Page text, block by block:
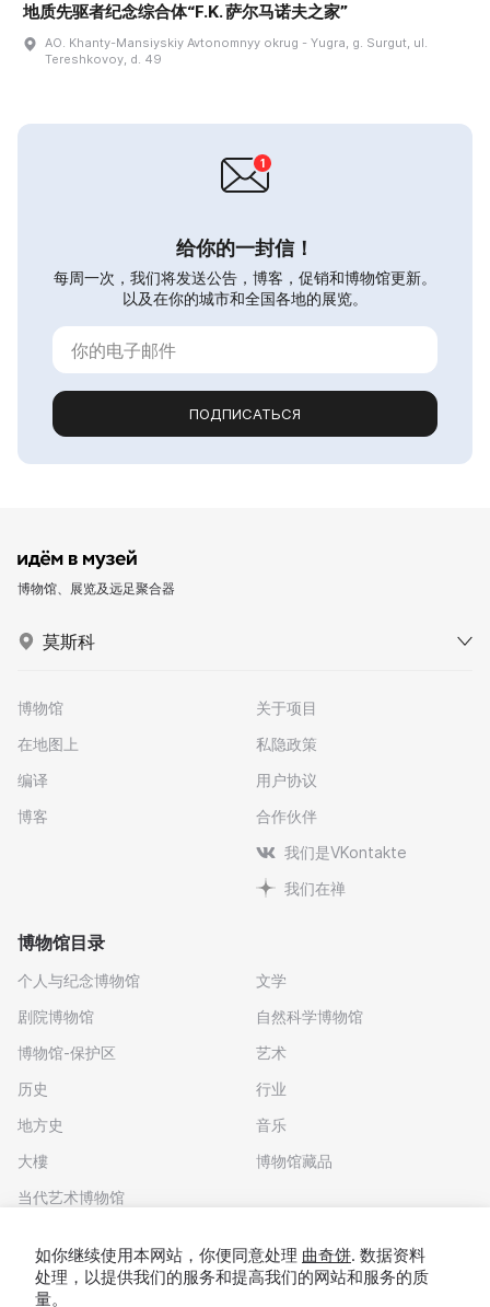
地质先驱者纪念综合体“F.K. 萨尔马诺夫之家”
AO. Khanty-Mansiyskiy Avtonomnyy okrug - Yugra, g. Surgut, ul.
Tereshkovoy, d. 49
给你的一封信！
每周一次，我们将发送公告，博客，促销和博物馆更新。
以及在你的城市和全国各地的展览。
ПОДПИСАТЬСЯ
博物馆、展览及远足聚合器
莫斯科
博物馆
在地图上
编译
博客
关于项目
私隐政策
用户协议
合作伙伴
我们是VKontakte
我们在禅
博物馆目录
个人与纪念博物馆
剧院博物馆
博物馆-保护区
历史
地方史
大樓
当代艺术博物馆
文学
自然科学博物馆
艺术
行业
音乐
博物馆藏品
如你继续使用本网站，你便同意处理 曲奇饼. 数据资料
处理，以提供我们的服务和提高我们的网站和服务的质
量。